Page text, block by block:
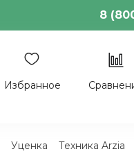
8
Избранное
Уценка Техника Arzia